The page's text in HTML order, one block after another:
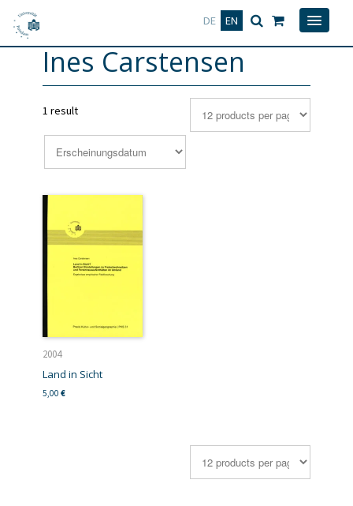
DE EN
Deutsch
Ines Carstensen
1 result
2004
Land in Sicht
5,00 €